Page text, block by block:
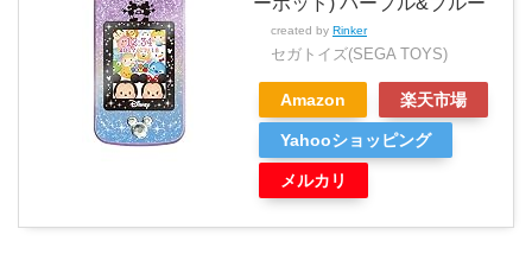
created by Rinker
セガトイズ(SEGA TOYS)
Amazon 楽天市場
Yahooショッピング
メルカリ